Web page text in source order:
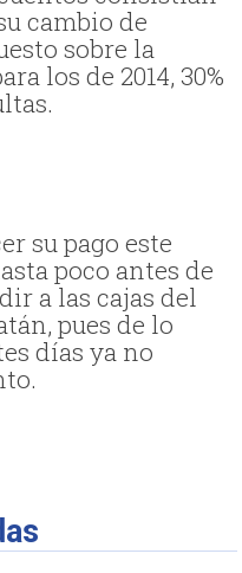
cambio de
sobre la
los de 2014, 30%
su pago este
poco antes de
a las cajas del
pues de lo
días ya no